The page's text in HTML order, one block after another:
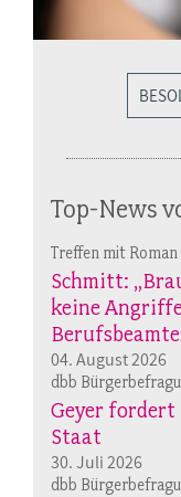
Top-News
Treffen mit
Schmitt:
keine
04. August 2026
dbb
Geyer
Staat
30. Juli 2026
dbb